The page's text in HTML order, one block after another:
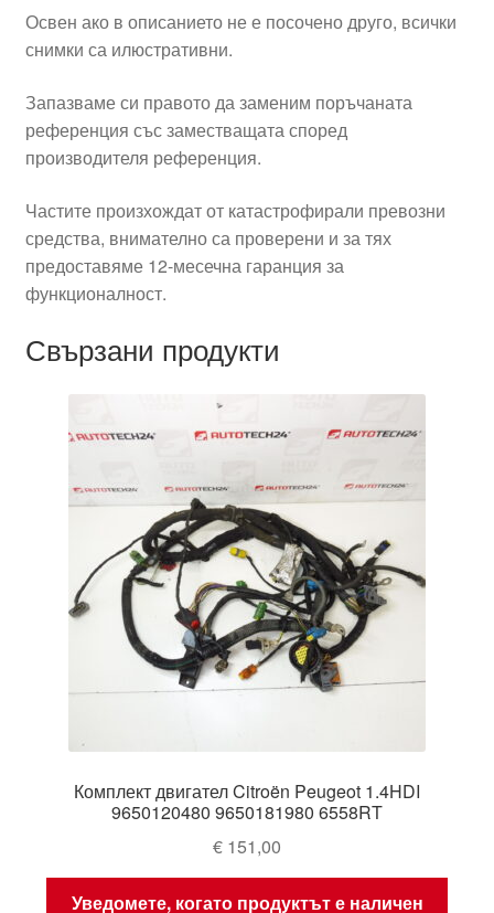
Освен ако в описанието не е посочено друго, всички
снимки са илюстративни.
Запазваме си правото да заменим поръчаната
референция със заместващата според
производителя референция.
Частите произхождат от катастрофирали превозни
средства, внимателно са проверени и за тях
предоставяме 12-месечна гаранция за
функционалност.
Свързани продукти
Комплект двигател Citroën Peugeot 1.4HDI
9650120480 9650181980 6558RT
€ 151,00
Уведомете, когато продуктът е наличен